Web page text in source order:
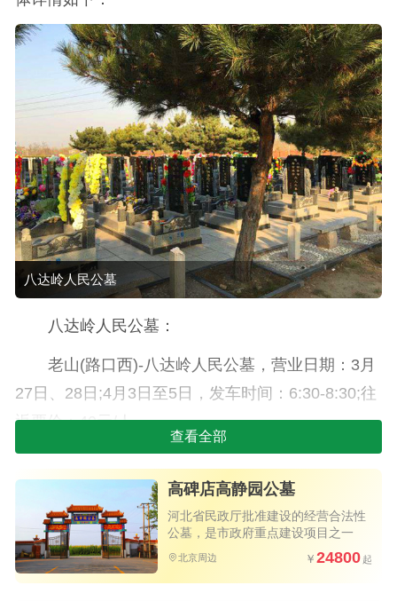
八达岭人民公墓
八达岭人民公墓：
老山(路口西)-八达岭人民公墓，营业日期：3月
27日、28日;4月3日至5日，发车时间：6:30-8:30;往
返票价：40元/人。
德胜门箭楼-八达岭人民公墓，营业日期：3月
27日、28日;4月3日至5日，发车时间：6:30-8:30;往
返票价：40元/人。
宣武门教堂东侧-八达岭人民公墓，营业日期：3
月27日、28日;4月3日至5日，发车时间：6:30-8:30;
查看全部
高碑店高静园公墓
河北省民政厅批准建设的经营合法性
公墓，是市政府重点建设项目之一
北京周边 24800